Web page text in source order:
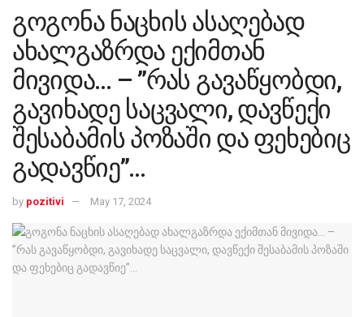
გოგონა ნაცხის ასაღებად
ახალგაზრდა ექიმთან
მივიდა… – ”რას გავაწყობდი,
გავიხადე საცვალი, დავწექი
შესაბამის პოზაში და ფეხებიც
გადავწიე”…
by pozitivi May 17, 2024